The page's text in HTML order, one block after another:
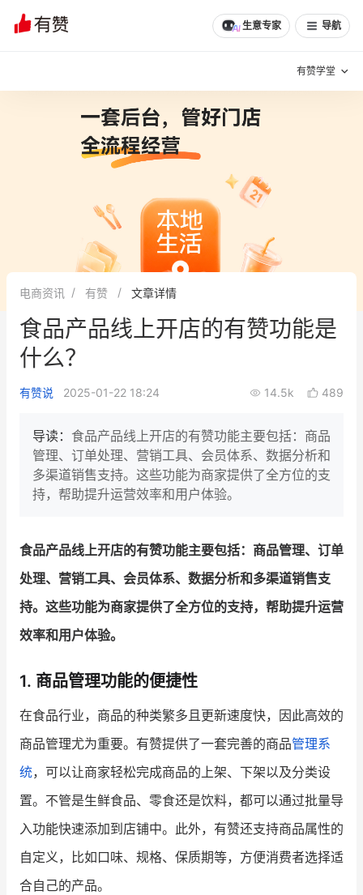
生意专家 导航
有赞学堂
增长方法
有赞专家说
新零售最佳实践
面对面聊增长
新零售大会
增长产品指南
智库 产品场景库
行业洞察
品牌消费观 行业报告
新零售资讯
培训课程
私域课程 新零售内参
增长俱乐部
增长俱乐部 有赞商盟
商家社区 社群交流
合作共进
电商资讯 有赞 文章详情
食品产品线上开店的有赞功能是
什么？
有赞说 2025-01-22 18:24 14.5k 489
导读： 食品产品线上开店的有赞功能主要包括：商品
管理、订单处理、营销工具、会员体系、数据分析和
多渠道销售支持。这些功能为商家提供了全方位的支
持，帮助提升运营效率和用户体验。
食品产品线上开店的有赞功能主要包括：商品管理、订单
处理、营销工具、会员体系、数据分析和多渠道销售支
持。这些功能为商家提供了全方位的支持，帮助提升运营
效率和用户体验。
1. 商品管理功能的便捷性
在食品行业，商品的种类繁多且更新速度快，因此高效的
商品管理尤为重要。有赞提供了一套完善的商品管理系
统，可以让商家轻松完成商品的上架、下架以及分类设
置。不管是生鲜食品、零食还是饮料，都可以通过批量导
入功能快速添加到店铺中。此外，有赞还支持商品属性的
自定义，比如口味、规格、保质期等，方便消费者选择适
合自己的产品。